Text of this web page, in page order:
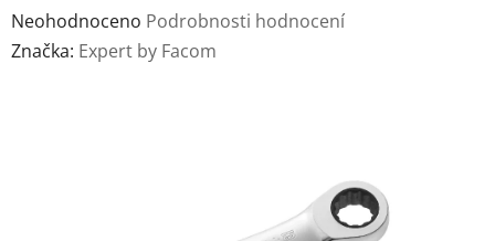
Průměrné
hodnocení
Neohodnoceno Podrobnosti hodnocení
Značka: Expert by Facom